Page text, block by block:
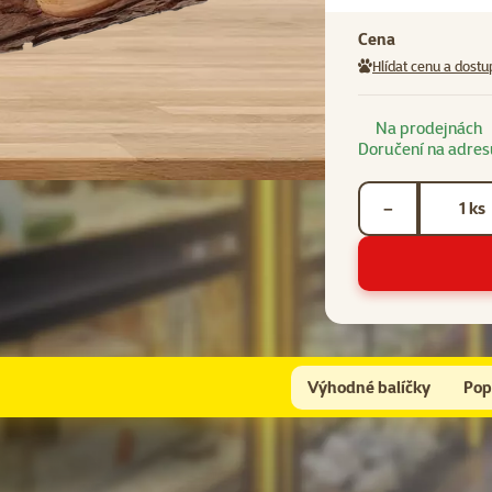
Cena
Hlídat cenu a
Na prodejnách
Doručení na
ks
−
Výhodné balíčky
Pro kompletní péči doporučujeme přikoupit